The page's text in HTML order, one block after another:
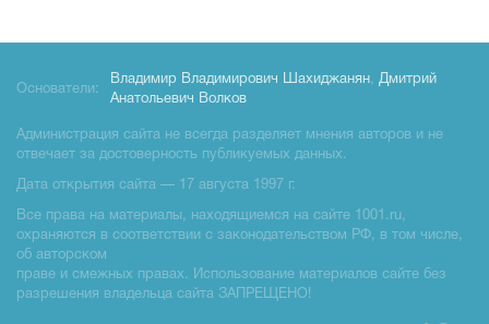
Основатели:
Владимир Владимирович Шахиджанян, Дмитрий
Анатольевич Волков
Администрация сайта не всегда разделяет мнения авторов и не
отвечает за достоверность публикуемых данных.
Дата открытия сайта — 17 августа 1997 г.
Все права на материалы, находящиемся на сайте 1001.ru,
охраняются в соответствии с законодательством РФ, в том числе,
об авторском
праве и смежных правах. Использование материалов сайте без
разрешения владельца сайта ЗАПРЕЩЕНО!